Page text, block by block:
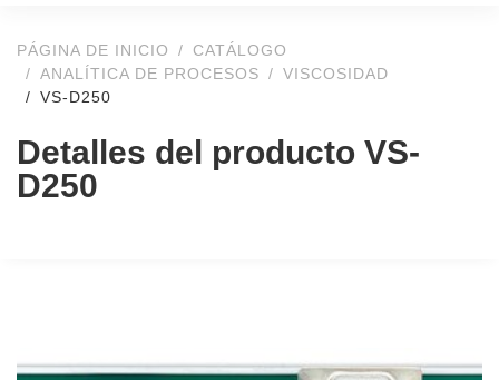
PÁGINA DE INICIO
CATÁLOGO
ANALÍTICA DE PROCESOS
VISCOSIDAD
VS-D250
Detalles del producto VS-
D250